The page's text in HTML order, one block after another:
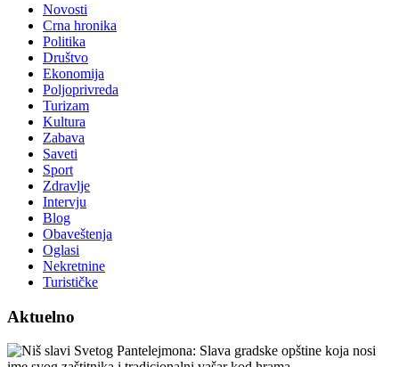
Novosti
Crna hronika
Politika
Društvo
Ekonomija
Poljoprivreda
Turizam
Kultura
Zabava
Saveti
Sport
Zdravlje
Intervju
Blog
Obaveštenja
Oglasi
Nekretnine
Turističke
Aktuelno